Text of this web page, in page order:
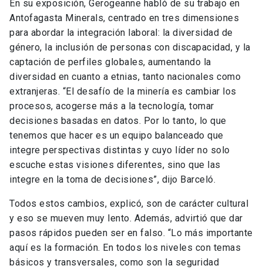
En su exposición, Gerogeanne habló de su trabajo en
Antofagasta Minerals, centrado en tres dimensiones
para abordar la integración laboral: la diversidad de
género, la inclusión de personas con discapacidad, y la
captación de perfiles globales, aumentando la
diversidad en cuanto a etnias, tanto nacionales como
extranjeras. “El desafío de la minería es cambiar los
procesos, acogerse más a la tecnología, tomar
decisiones basadas en datos. Por lo tanto, lo que
tenemos que hacer es un equipo balanceado que
integre perspectivas distintas y cuyo líder no solo
escuche estas visiones diferentes, sino que las
integre en la toma de decisiones”, dijo Barceló.
Todos estos cambios, explicó, son de carácter cultural
y eso se mueven muy lento. Además, advirtió que dar
pasos rápidos pueden ser en falso. “Lo más importante
aquí es la formación. En todos los niveles con temas
básicos y transversales, como son la seguridad